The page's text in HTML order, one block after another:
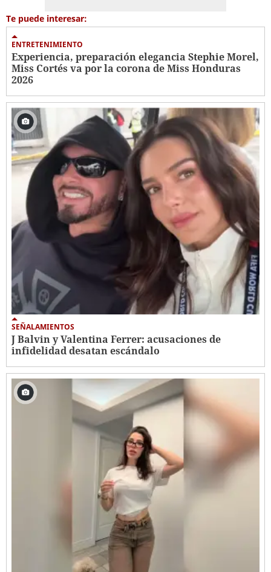
Te puede interesar:
ENTRETENIMIENTO
Experiencia, preparación elegancia Stephie Morel,
Miss Cortés va por la corona de Miss Honduras
2026
SEÑALAMIENTOS
J Balvin y Valentina Ferrer: acusaciones de
infidelidad desatan escándalo